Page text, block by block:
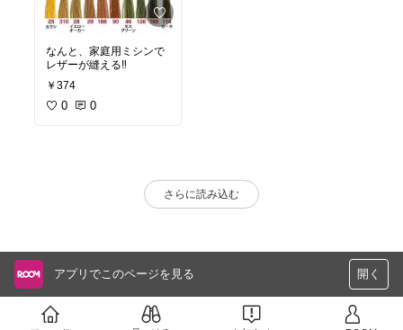
なんと、家庭用ミシンで
レザーが縫える‼️
￥374
0 0
さらに読み込む
アプリでこのページを見る 開く